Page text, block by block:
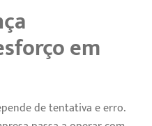
em
de tentativa e erro.